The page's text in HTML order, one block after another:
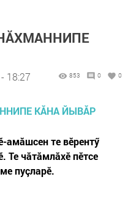
18:27 853 0 0
амăшсен те вӗрентӳ
Те чăтăмлăхӗ пӗтсе
пуçларӗ.